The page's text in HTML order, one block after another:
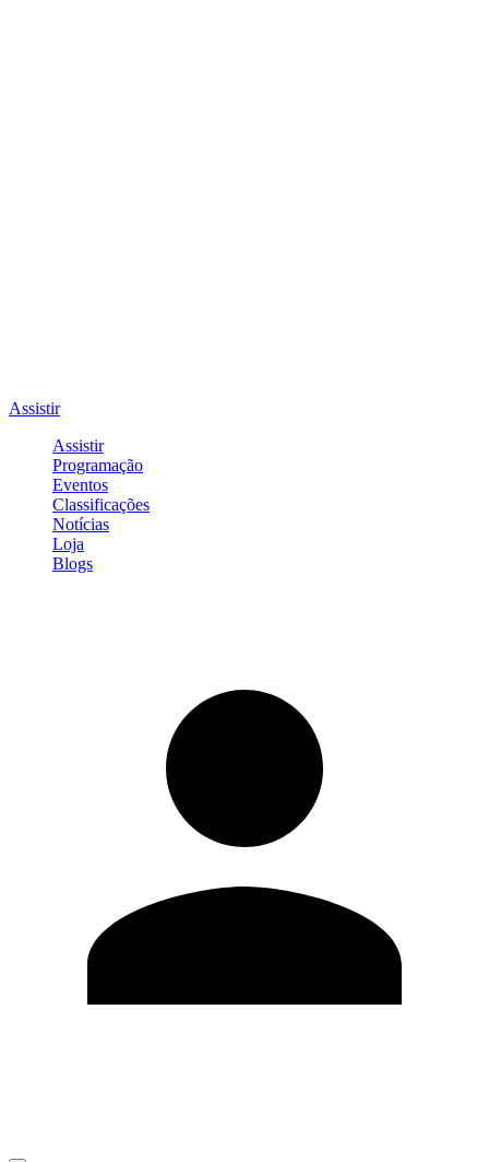
Assistir
Assistir
Programação
Eventos
Classificações
Notícias
Loja
Blogs